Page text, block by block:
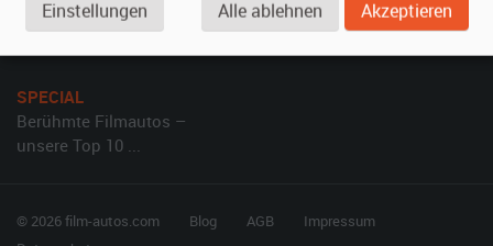
Fragen für Vermieter
Kontakt
SPECIAL
Berühmte Filmautos –
unsere Top 10 ...
© 2026 film-autos.com Blog AGB
Impressum
Einstellungen Alle ablehnen Akzeptieren